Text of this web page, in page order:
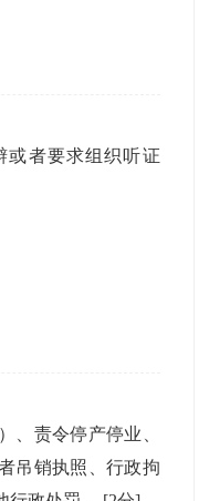
或者要求组织听证
责令停产停业、
吊销执照、行政拘